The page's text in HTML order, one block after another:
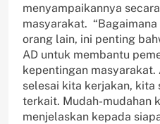
menyampaikannya
masyarakat.
orang lain, ini penting
AD untuk membantu
kepentingan
selesai kita kerjakan, kita
terkait. Mudah-mudahan
menjelaskan kepada